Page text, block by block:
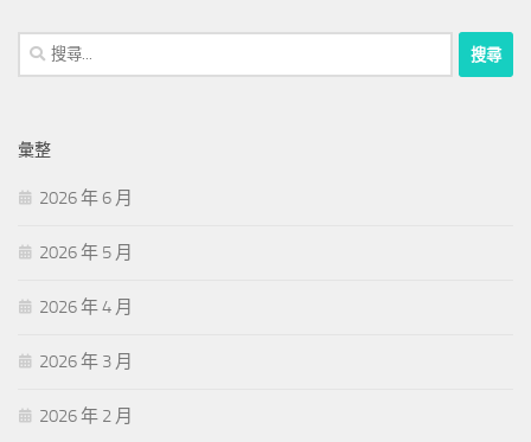
搜
尋
字:
彙整
2026 年 6 月
2026 年 5 月
2026 年 4 月
2026 年 3 月
2026 年 2 月